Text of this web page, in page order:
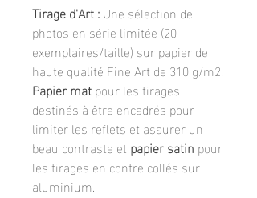
Tirage d'Art :Une sélection de
photos en série limitée (20
exemplaires/taille) sur papier de
haute qualité Fine Art de 310 g/m2.
Papier matpour les tirages
destinés à être encadrés pour
limiter les reflets et assurer un
beau contraste et papier satin pour
les tirages en contre collés sur
aluminium.